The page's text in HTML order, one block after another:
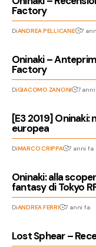
Factory
DiANDREA PELLICANE 7
Oninaki –
Factory
DiGIACOMO ZANONI 7
[E3 2019] Oninaki:
europea
DiMARCO CRIPPA 7 anni fa
Oninaki: alla
fantasy di Tokyo
DiANDREA FERRI 7 anni fa
Lost Sphear –